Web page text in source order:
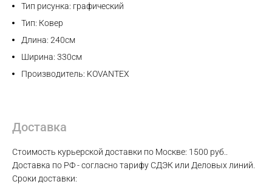
Тип рисунка: графический
Тип: Ковер
Длина: 240см
Ширина: 330см
Производитель: KOVANTEX
Доставка
Стоимость курьерской доставки по Москве: 1500 руб..
Доставка по РФ - согласно тарифу СДЭК или Деловых линий.
Сроки доставки: